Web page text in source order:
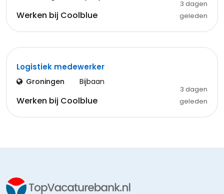
Werken bij Coolblue
3 dagen
geleden
Logistiek medewerker
Groningen Bijbaan
Werken bij Coolblue
3 dagen
geleden